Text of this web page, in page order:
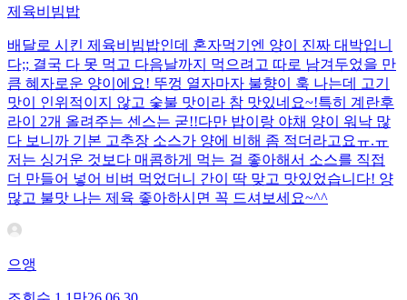
제육비빔밥
배달로 시킨 제육비빔밥인데 혼자먹기엔 양이 진짜 대박입니
다;; 결국 다 못 먹고 다음날까지 먹으려고 따로 남겨두었을 만
큼 혜자로운 양이에요! 뚜껑 열자마자 불향이 훅 나는데 고기
맛이 인위적이지 않고 숯불 맛이라 참 맛있네요~!특히 계란후
라이 2개 올려주는 센스는 굳!! ​다만 밥이랑 야채 양이 워낙 많
다 보니까 기본 고추장 소스가 양에 비해 좀 적더라고요ㅠ.ㅠ
저는 싱거운 것보다 매콤하게 먹는 걸 좋아해서 소스를 직접
더 만들어 넣어 비벼 먹었더니 간이 딱 맞고 맛있었습니다! 양
많고 불맛 나는 제육 좋아하시면 꼭 드셔보세요~^^
으앵